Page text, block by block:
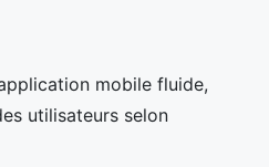
mobile fluide,
utilisateurs selon